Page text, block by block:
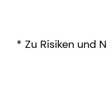
* Zu Risiken und